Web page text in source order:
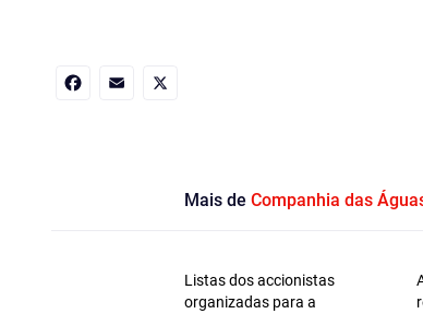
Mais de Companhia das
Listas dos accionistas
organizadas para a